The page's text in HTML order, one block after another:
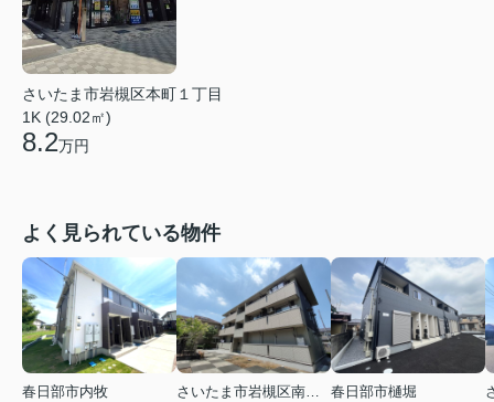
さいたま市岩槻区本町１丁目
1K (29.02㎡)
8.2万円
よく見られている物件
春日部市内牧
春日部市樋堀